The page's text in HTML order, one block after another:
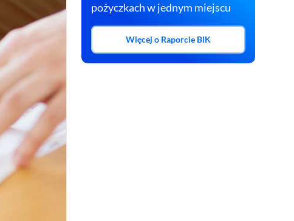
pożyczkach w jednym miejscu
Więcej o Raporcie BIK